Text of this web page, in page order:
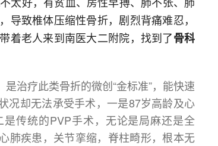
致椎体压缩性骨折，剧烈背痛难忍，
着老人来到南医大二附院，找到了骨科
治疗此类骨折的微创“金标准”，能快速
况却无法承受手术，一是87岁高龄及心
传统的PVP手术，无论是局麻还是全
肺疾患，关节挛缩，脊柱畸形，根本无